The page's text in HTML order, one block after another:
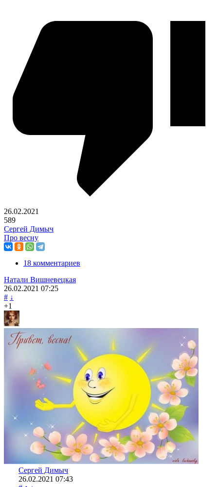
26.02.2021
589
Сергей Димыч
Про весну
18 комментариев
Натали Вишневецкая
26.02.2021 07:25
# ↓
+1
Сергей Димыч
26.02.2021 07:43